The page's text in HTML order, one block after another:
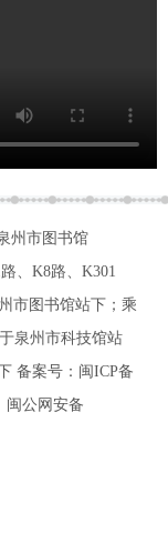
州市图书馆
、K8路、K301
市图书馆站下；乘
泉州市科技馆站
备案号： 闽ICP备
闽公网安备